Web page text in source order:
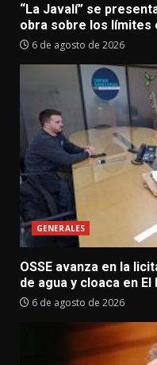
“La Javalí” se
obra sobre los límites
6 de agosto de 2026
GENERALES
OSSE avanza en la
de agua y cloaca en
6 de agosto de 2026